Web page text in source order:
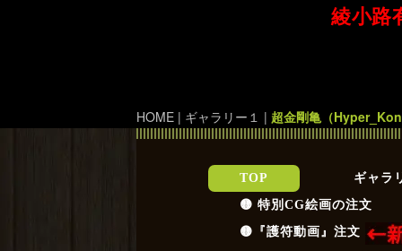
綾小路
HOME | ギャラリー１ | 超金剛亀（
TOP
ギャラ
🟡 特別CG絵画の注文
🟡『護符動画』注文